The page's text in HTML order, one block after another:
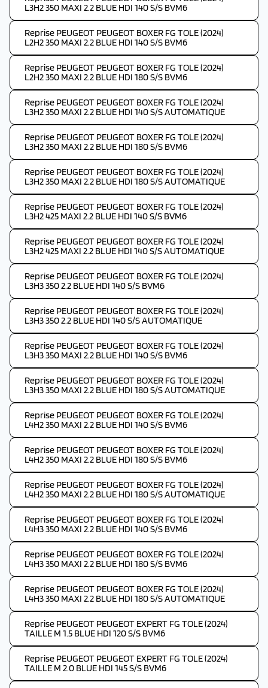
L3H2 350 MAXI 2.2 BLUE HDI 140 S/S BVM6
Reprise PEUGEOT PEUGEOT BOXER FG TOLE (2024)
L2H2 350 MAXI 2.2 BLUE HDI 140 S/S BVM6
Reprise PEUGEOT PEUGEOT BOXER FG TOLE (2024)
L2H2 350 MAXI 2.2 BLUE HDI 180 S/S BVM6
Reprise PEUGEOT PEUGEOT BOXER FG TOLE (2024)
L3H2 350 MAXI 2.2 BLUE HDI 140 S/S AUTOMATIQUE
Reprise PEUGEOT PEUGEOT BOXER FG TOLE (2024)
L3H2 350 MAXI 2.2 BLUE HDI 180 S/S BVM6
Reprise PEUGEOT PEUGEOT BOXER FG TOLE (2024)
L3H2 350 MAXI 2.2 BLUE HDI 180 S/S AUTOMATIQUE
Reprise PEUGEOT PEUGEOT BOXER FG TOLE (2024)
L3H2 425 MAXI 2.2 BLUE HDI 140 S/S BVM6
Reprise PEUGEOT PEUGEOT BOXER FG TOLE (2024)
L3H2 425 MAXI 2.2 BLUE HDI 140 S/S AUTOMATIQUE
Reprise PEUGEOT PEUGEOT BOXER FG TOLE (2024)
L3H3 350 2.2 BLUE HDI 140 S/S BVM6
Reprise PEUGEOT PEUGEOT BOXER FG TOLE (2024)
L3H3 350 2.2 BLUE HDI 140 S/S AUTOMATIQUE
Reprise PEUGEOT PEUGEOT BOXER FG TOLE (2024)
L3H3 350 MAXI 2.2 BLUE HDI 140 S/S BVM6
Reprise PEUGEOT PEUGEOT BOXER FG TOLE (2024)
L3H3 350 MAXI 2.2 BLUE HDI 180 S/S AUTOMATIQUE
Reprise PEUGEOT PEUGEOT BOXER FG TOLE (2024)
L4H2 350 MAXI 2.2 BLUE HDI 140 S/S BVM6
Reprise PEUGEOT PEUGEOT BOXER FG TOLE (2024)
L4H2 350 MAXI 2.2 BLUE HDI 180 S/S BVM6
Reprise PEUGEOT PEUGEOT BOXER FG TOLE (2024)
L4H2 350 MAXI 2.2 BLUE HDI 180 S/S AUTOMATIQUE
Reprise PEUGEOT PEUGEOT BOXER FG TOLE (2024)
L4H3 350 MAXI 2.2 BLUE HDI 140 S/S BVM6
Reprise PEUGEOT PEUGEOT BOXER FG TOLE (2024)
L4H3 350 MAXI 2.2 BLUE HDI 180 S/S BVM6
Reprise PEUGEOT PEUGEOT BOXER FG TOLE (2024)
L4H3 350 MAXI 2.2 BLUE HDI 180 S/S AUTOMATIQUE
Reprise PEUGEOT PEUGEOT EXPERT FG TOLE (2024)
TAILLE M 1.5 BLUE HDI 120 S/S BVM6
Reprise PEUGEOT PEUGEOT EXPERT FG TOLE (2024)
TAILLE M 2.0 BLUE HDI 145 S/S BVM6